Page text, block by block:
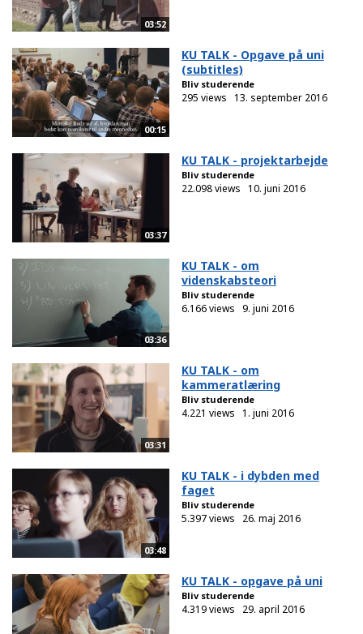
03:52
00:15
KU TALK - Opgave på uni
(subtitles)
Bliv studerende
295 views 13. september 2016
03:37
KU TALK - projektarbejde
Bliv studerende
22.098 views 10. juni 2016
03:36
KU TALK - om
videnskabsteori
Bliv studerende
6.166 views 9. juni 2016
03:31
KU TALK - om
kammeratlæring
Bliv studerende
4.221 views 1. juni 2016
03:48
KU TALK - i dybden med
faget
Bliv studerende
5.397 views 26. maj 2016
KU TALK - opgave på uni
Bliv studerende
4.319 views 29. april 2016